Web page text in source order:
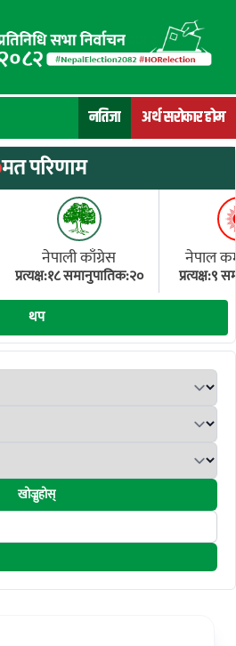
नतिजा अर्थ सरोकार होम
मत परिणाम
नेपाली काँग्रेस
प्रत्यक्ष:१८ समानुपातिक:२०
नेपाल
प्रत्यक्ष:९
थप
खोज्नुहोस्